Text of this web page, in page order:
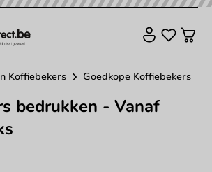
Koffiebekers Goedkope Koffiebekers
bedrukken - Vanaf